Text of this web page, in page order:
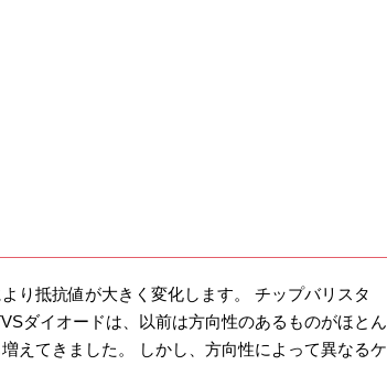
り抵抗値が大きく変化します。 チップバリスタ
ダイオードは、以前は方向性のあるものがほとん
えてきました。 しかし、方向性によって異なるケ